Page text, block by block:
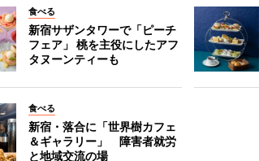
食べる
新宿サザンタワーで「ピーチ
フェア」 桃を主役にしたアフ
タヌーンティーも
食べる
新宿・落合に「世界樹カフェ
＆ギャラリー」 障害者就労
と地域交流の場